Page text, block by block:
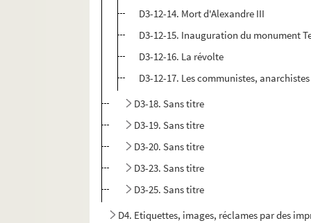
D3-12-14. Mort d'Alexandre III
D3-12-15. Inauguration du monument
D3-12-16. La révolte
D3-12-17. Les communistes, anarchistes
D3-18. Sans titre
D3-19. Sans titre
D3-20. Sans titre
D3-23. Sans titre
D3-25. Sans titre
D4. Etiquettes, images, réclames par des